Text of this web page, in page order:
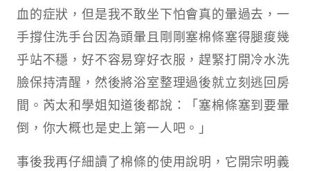
血的症狀，但是我不敢坐下怕會真的暈過去，一
手撐住洗手台因為頭暈且剛剛塞棉條塞得腿痠幾
乎站不穩，好不容易穿好衣服，趕緊打開冷水洗
臉保持清醒，然後將浴室整理過後就立刻逃回房
間。芮太和學姐知道後都說：「塞棉條塞到要暈
倒，你大概也是史上第一人吧。」
事後我再仔細讀了棉條的使用說明，它開宗明義